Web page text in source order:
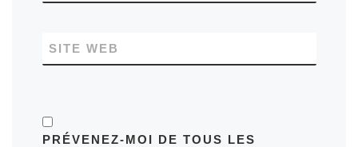
SITE WEB
PRÉVENEZ-MOI DE TOUS LES